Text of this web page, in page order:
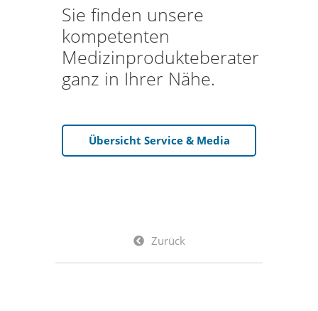
Sie finden unsere
kompetenten
Medizinprodukteberater
ganz in Ihrer Nähe.
Übersicht Service & Media
Zurück